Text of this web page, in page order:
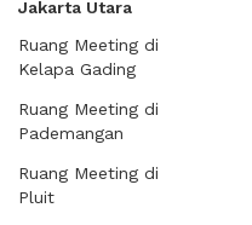
Jakarta Utara
Ruang Meeting di
Kelapa Gading
Ruang Meeting di
Pademangan
Ruang Meeting di
Pluit